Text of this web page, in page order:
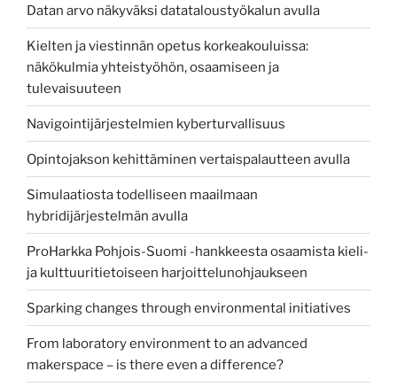
Datan arvo näkyväksi datataloustyökalun avulla
Kielten ja viestinnän opetus korkeakouluissa:
näkökulmia yhteistyöhön, osaamiseen ja
tulevaisuuteen
Navigointijärjestelmien kyberturvallisuus
Opintojakson kehittäminen vertaispalautteen avulla
Simulaatiosta todelliseen maailmaan
hybridijärjestelmän avulla
ProHarkka Pohjois-Suomi -hankkeesta osaamista kieli-
ja kulttuuritietoiseen harjoittelunohjaukseen
Sparking changes through environmental initiatives
From laboratory environment to an advanced
makerspace – is there even a difference?